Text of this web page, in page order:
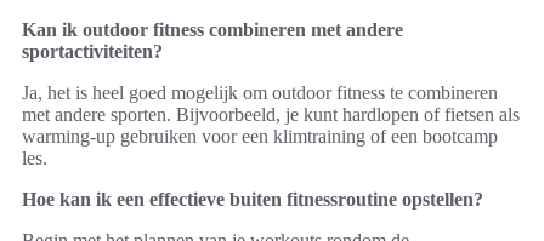
Kan ik outdoor fitness combineren met andere
sportactiviteiten?
Ja, het is heel goed mogelijk om outdoor fitness te combineren
met andere sporten. Bijvoorbeeld, je kunt hardlopen of fietsen als
warming-up gebruiken voor een klimtraining of een bootcamp
les.
Hoe kan ik een effectieve buiten fitnessroutine opstellen?